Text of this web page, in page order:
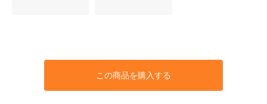
この商品を購入する